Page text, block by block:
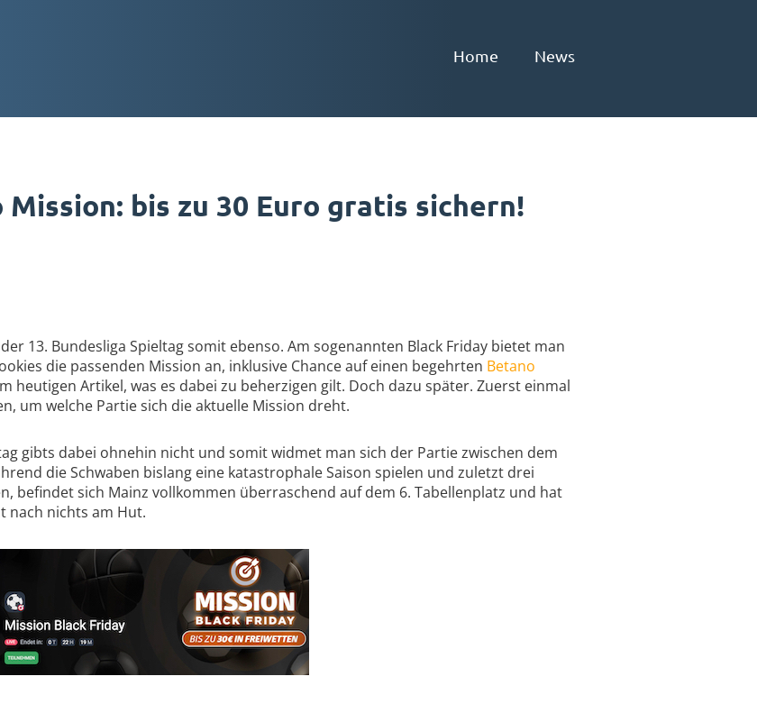
Home News
bis zu 30 Euro gratis sichern!
13. Bundesliga Spieltag somit ebenso. Am sogenannten Black Friday bietet man
die passenden Mission an, inklusive Chance auf einen begehrten Betano
heutigen Artikel, was es dabei zu beherzigen gilt. Doch dazu später. Zuerst einmal
um welche Partie sich die aktuelle Mission dreht.
gibts dabei ohnehin nicht und somit widmet man sich der Partie zwischen dem
die Schwaben bislang eine katastrophale Saison spielen und zuletzt drei
befindet sich Mainz vollkommen überraschend auf dem 6. Tabellenplatz und hat
nach nichts am Hut.